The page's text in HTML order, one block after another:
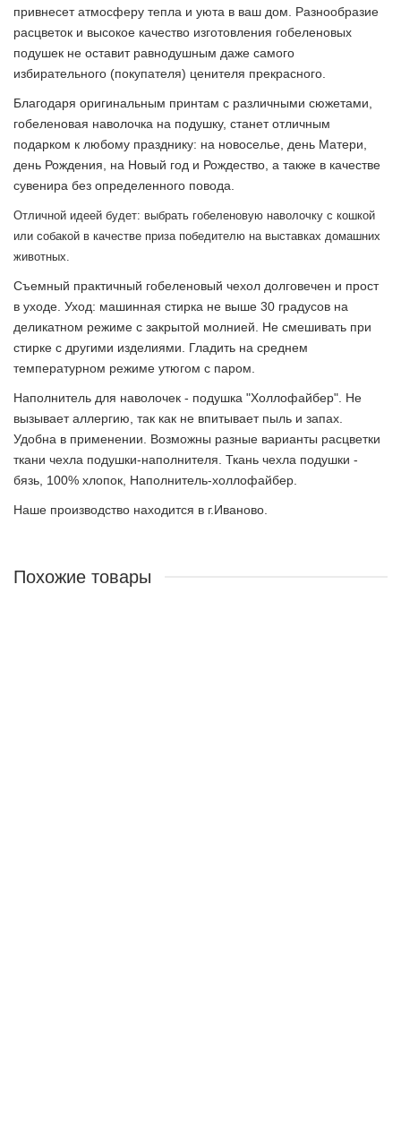
привнесет атмосферу тепла и уюта в ваш дом. Разнообразие
расцветок и высокое качество изготовления гобеленовых
подушек не оставит равнодушным даже самого
избирательного (покупателя) ценителя прекрасного.
Благодаря оригинальным принтам с различными сюжетами,
гобеленовая наволочка на подушку, станет отличным
подарком к любому празднику: на новоселье, день Матери,
день Рождения, на Новый год и Рождество, а также в качестве
сувенира без определенного повода.
Отличной идеей будет: выбрать гобеленовую наволочку с кошкой
или собакой в качестве приза победителю на выставках домашних
животных.
Съемный практичный гобеленовый чехол долговечен и прост
в уходе. Уход: машинная стирка не выше 30 градусов на
деликатном режиме с закрытой молнией. Не смешивать при
стирке с другими изделиями. Гладить на среднем
температурном режиме утюгом с паром.
Наполнитель для наволочек - подушка "Холлофайбер". Не
вызывает аллергию, так как не впитывает пыль и запах.
Удобна в применении. Возможны разные варианты расцветки
ткани чехла подушки-наполнителя. Ткань чехла подушки -
бязь, 100% хлопок, Наполнитель-холлофайбер.
Наше производство находится в г.Иваново.
Похожие товары